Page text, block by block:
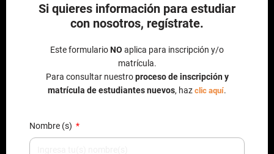
Si quieres información para estudiar
con nosotros, regístrate.
Este formularioNO aplica para inscripción y/o
matrícula.
Para consultar nuestroproceso de inscripción y
matrícula de estudiantes nuevos, haz clic aquí.
Nombre (s)